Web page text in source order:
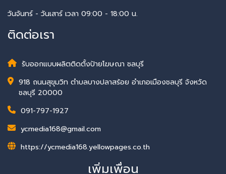
วันจันทร์ - วันเสาร์ เวลา 09:00 - 18:00 น.
ติดต่อเรา
รับออกแบบผลิตติดตั้งป้ายโฆษณา ชลบุรี
918 ถนนสุขุมวิท ตำบลบางปลาสร้อย อำเภอเมืองชลบุรี จังหวัด
ชลบุรี 20000
091-797-1927
ycmedia168@gmail.com
https://ycmedia168.yellowpages.co.th
เพิ่มเพื่อน